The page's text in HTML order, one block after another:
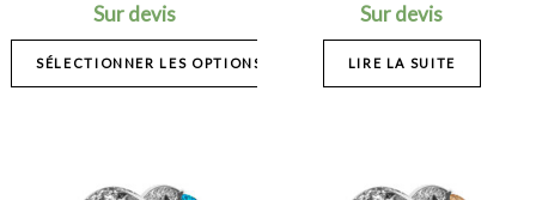
Sur devis
SÉLECTIONNER LES OPTIONS
Sur devis
LIRE LA SUITE